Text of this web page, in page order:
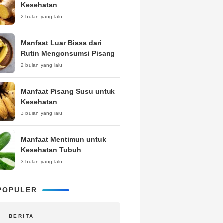
Kesehatan
2 bulan yang lalu
Manfaat Luar Biasa dari
Rutin Mengonsumsi Pisang
2 bulan yang lalu
Manfaat Pisang Susu untuk
Kesehatan
3 bulan yang lalu
Manfaat Mentimun untuk
Kesehatan Tubuh
3 bulan yang lalu
BERITA